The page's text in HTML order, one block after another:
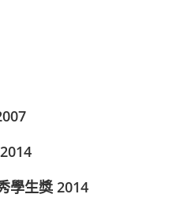
學生獎 2014